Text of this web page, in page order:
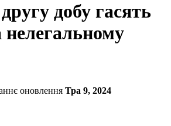
добу гасять
оновлення Тра 9, 2024